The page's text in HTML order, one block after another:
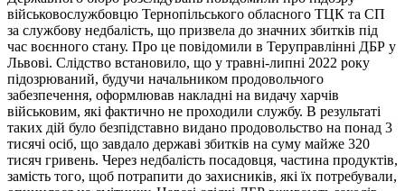
військовослужбовцю Тернопільського обласного ТЦК та СП
за службову недбалість, що призвела до значних збитків під
час воєнного стану. Про це повідомили в Теруправлінні ДБР у
Львові. Слідство встановило, що у травні-липні 2022 року
підозрюваний, будучи начальником продовольчого
забезпечення, оформлював накладні на видачу харчів
військовим, які фактично не проходили службу. В результаті
таких дій було безпідставно видано продовольство на понад 3
тисячі осіб, що завдало державі збитків на суму майже 320
тисяч гривень. Через недбалість посадовця, частина продуктів,
замість того, щоб потрапити до захисників, які їх потребували,